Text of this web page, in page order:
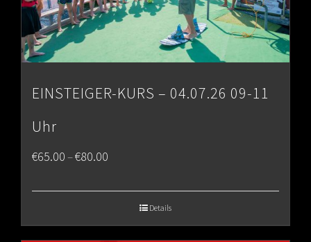
EINSTEIGER-KURS – 04.07.26 09-11
Uhr
€65.00–€80.00
Details